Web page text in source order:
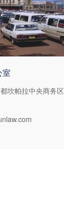
室
坎帕拉中央商务区